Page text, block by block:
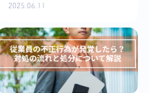
2025.06.11